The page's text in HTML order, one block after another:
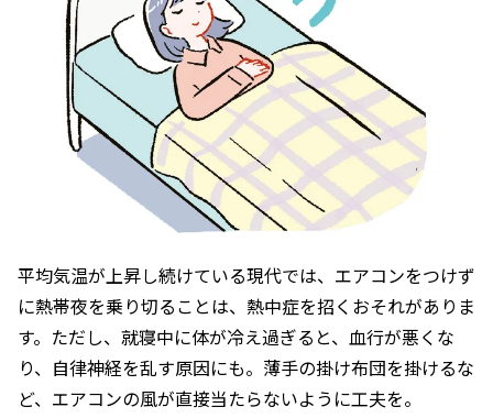
平均気温が上昇し続けている現代では、エアコンをつけず
に熱帯夜を乗り切ることは、熱中症を招くおそれがありま
す。ただし、就寝中に体が冷え過ぎると、血行が悪くな
り、自律神経を乱す原因にも。薄手の掛け布団を掛けるな
ど、エアコンの風が直接当たらないように工夫を。